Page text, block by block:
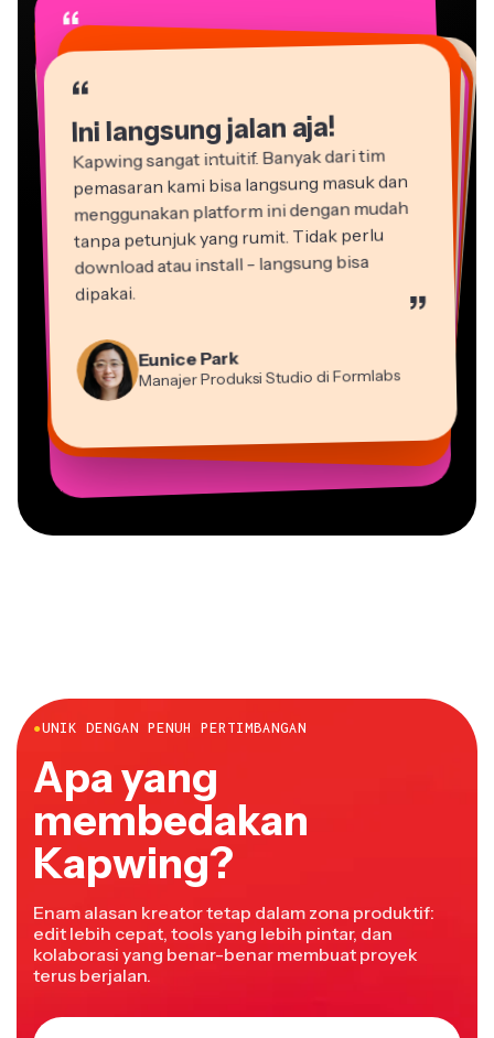
“
Ini langsung jalan aja!
Kapwing sangat intuitif. Banyak dari tim
pemasaran kami bisa langsung masuk dan
menggunakan platform ini dengan mudah
tanpa petunjuk yang rumit. Tidak perlu
download atau install - langsung bisa
dipakai. ”
Eunice Park
Manajer Produksi Studio di Formlabs
“
Vannesia Darby
“
Co-Founder di
AuthentIQMarketing.com
Panos Papagapiou
“
Gracie Peng
Direktur Konten
“
Heidi Rae
“
Natasha Ball
Konsultan
“
“
Dina Segovia
Pekerja Freelance Virtual
●UNIK DENGAN PENUH PERTIMBANGAN
Apa yang
membedakan
Kapwing?
Enam alasan kreator tetap dalam zona produktif:
edit lebih cepat, tools yang lebih pintar, dan
kolaborasi yang benar-benar membuat proyek
terus berjalan.